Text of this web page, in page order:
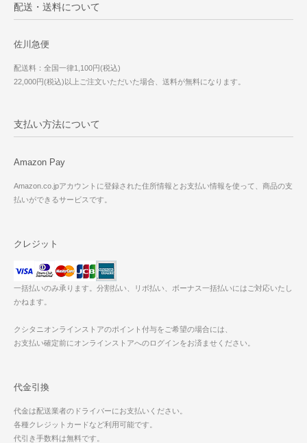
配送・送料について
佐川急便
配送料：全国一律1,100円(税込)
22,000円(税込)以上ご注文いただいた場合、送料が無料になります。
支払い方法について
Amazon Pay
Amazon.co.jpアカウントに登録された住所情報とお支払い情報を使って、商品の支
払いができるサービスです。
クレジット
一括払いのみ承ります。分割払い、リボ払い、ボーナス一括払いにはご対応いたし
かねます。
クシタニオンラインストアのポイント付与をご希望の場合には、
お支払い確定前にオンラインストアへのログインをお済ませください。
代金引換
代金は配送業者のドライバーにお支払いください。
各種クレジットカードなど利用可能です。
代引き手数料は無料です。